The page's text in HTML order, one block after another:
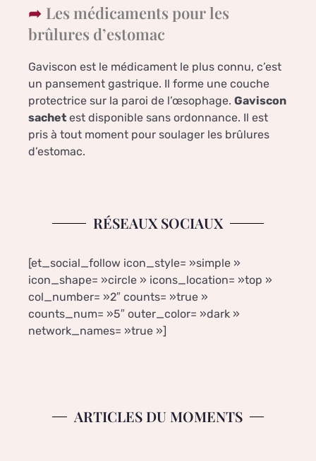
Les médicaments pour les
brûlures d’estomac
Gaviscon est le médicament le plus connu, c’est
un pansement gastrique. Il forme une couche
protectrice sur la paroi de l’œsophage. Gaviscon
sachet est disponible sans ordonnance. Il est
pris à tout moment pour soulager les brûlures
d’estomac.
RÉSEAUX SOCIAUX
[et_social_follow icon_style= »simple »
icon_shape= »circle » icons_location= »top »
col_number= »2″ counts= »true »
counts_num= »5″ outer_color= »dark »
network_names= »true »]
ARTICLES DU MOMENTS